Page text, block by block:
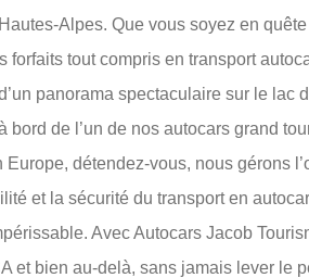
Alpes. Que vous soyez en
forfaits tout compris en transport
panorama spectaculaire sur le lac
bord de l’un de nos autocars grand
détendez-vous, nous gérons
et la sécurité du transport en
Avec Autocars Jacob
et bien au-delà, sans jamais lever le